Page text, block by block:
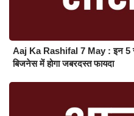
Aaj Ka Rashifal 7 May : इन 5
बिजनेस में होगा जबरदस्त फायदा